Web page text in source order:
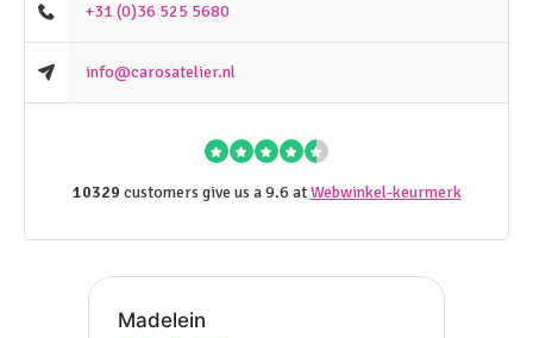
+31 (0)36 525 5680
info@carosatelier.nl
10329 customers give us a 9.6 atWebwinkel-keurmerk